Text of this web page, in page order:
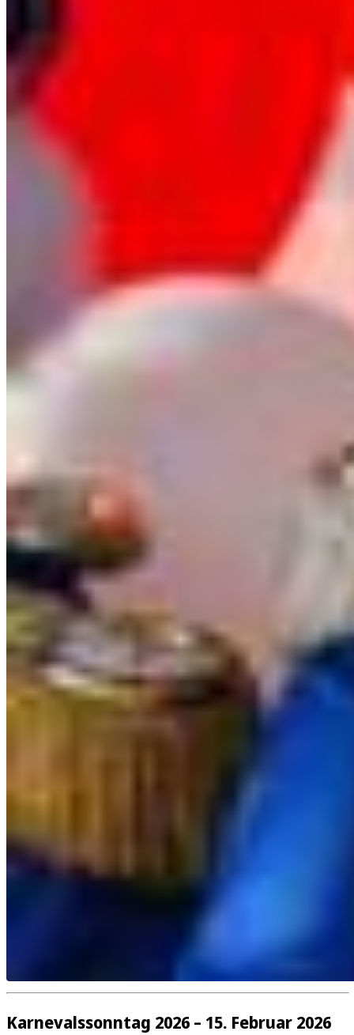
Karnevalssonntag 2026 – 15. Februar 2026